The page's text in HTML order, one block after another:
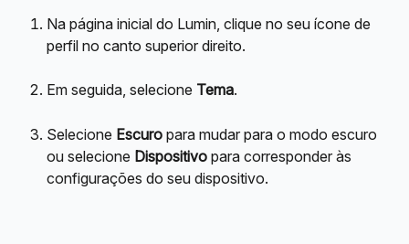
Na página inicial do Lumin, clique no seu ícone de
perfil no canto superior direito.
Em seguida, selecione Tema.
Selecione Escuro para mudar para o modo escuro
ou selecione Dispositivo para corresponder às
configurações do seu dispositivo.